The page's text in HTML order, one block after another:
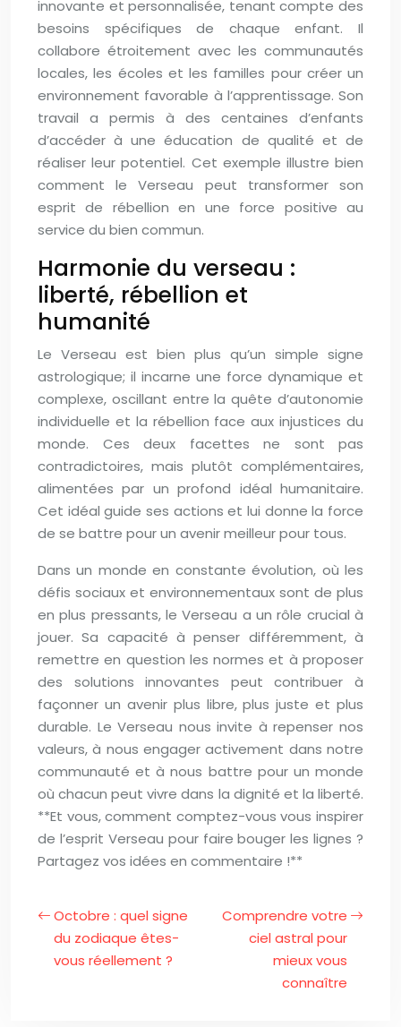
innovante et personnalisée, tenant compte des
besoins spécifiques de chaque enfant. Il
collabore étroitement avec les communautés
locales, les écoles et les familles pour créer un
environnement favorable à l’apprentissage. Son
travail a permis à des centaines d’enfants
d’accéder à une éducation de qualité et de
réaliser leur potentiel. Cet exemple illustre bien
comment le Verseau peut transformer son
esprit de rébellion en une force positive au
service du bien commun.
Harmonie du verseau :
liberté, rébellion et
humanité
Le Verseau est bien plus qu’un simple signe
astrologique; il incarne une force dynamique et
complexe, oscillant entre la quête d’autonomie
individuelle et la rébellion face aux injustices du
monde. Ces deux facettes ne sont pas
contradictoires, mais plutôt complémentaires,
alimentées par un profond idéal humanitaire.
Cet idéal guide ses actions et lui donne la force
de se battre pour un avenir meilleur pour tous.
Dans un monde en constante évolution, où les
défis sociaux et environnementaux sont de plus
en plus pressants, le Verseau a un rôle crucial à
jouer. Sa capacité à penser différemment, à
remettre en question les normes et à proposer
des solutions innovantes peut contribuer à
façonner un avenir plus libre, plus juste et plus
durable. Le Verseau nous invite à repenser nos
valeurs, à nous engager activement dans notre
communauté et à nous battre pour un monde
où chacun peut vivre dans la dignité et la liberté.
**Et vous, comment comptez-vous vous inspirer
de l’esprit Verseau pour faire bouger les lignes ?
Partagez vos idées en commentaire !**
Octobre : quel signe
du zodiaque êtes-
vous réellement ?
Comprendre votre
ciel astral pour
mieux vous
connaître